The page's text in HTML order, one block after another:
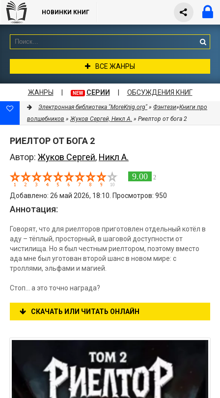
НОВИНКИ КНИГ
ВСЕ ЖАНРЫ
ЖАНРЫ NEW СЕРИИ ОБСУЖДЕНИЯ КНИГ
Электронная библиотека "MoreKnig.org" » Фэнтези»Книги про
волшебников »Жуков Сергей, Никл А. » Риелтор от бога 2
РИЕЛТОР ОТ БОГА 2
Автор: Жуков Сергей, Никл А.
9.00 2
Добавлено: 26 май 2026, 18:10. Просмотров: 950
Аннотация:
Говорят, что для риелторов приготовлен отдельный котёл в
аду – тёплый, просторный, в шаговой доступности от
чистилища. Но я был честным риелтором, поэтому вместо
ада мне был уготован второй шанс в новом мире: с
троллями, эльфами и магией.
Стоп… а это точно награда?
СКАЧАТЬ ИЛИ ЧИТАТЬ ОНЛАЙН